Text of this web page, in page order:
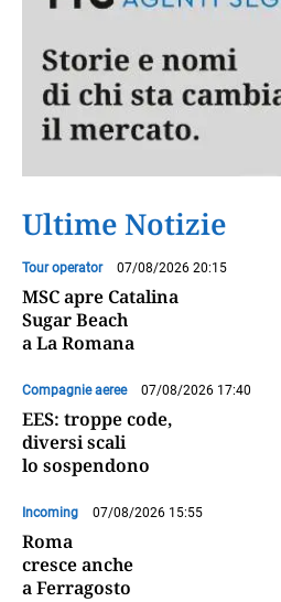
Ultime Notizie
Tour operator 07/08/2026 20:15
MSC apre Catalina
Sugar Beach
a La Romana
Compagnie aeree 07/08/2026 17:40
EES: troppe code,
diversi scali
lo sospendono
Incoming 07/08/2026 15:55
Roma
cresce anche
a Ferragosto